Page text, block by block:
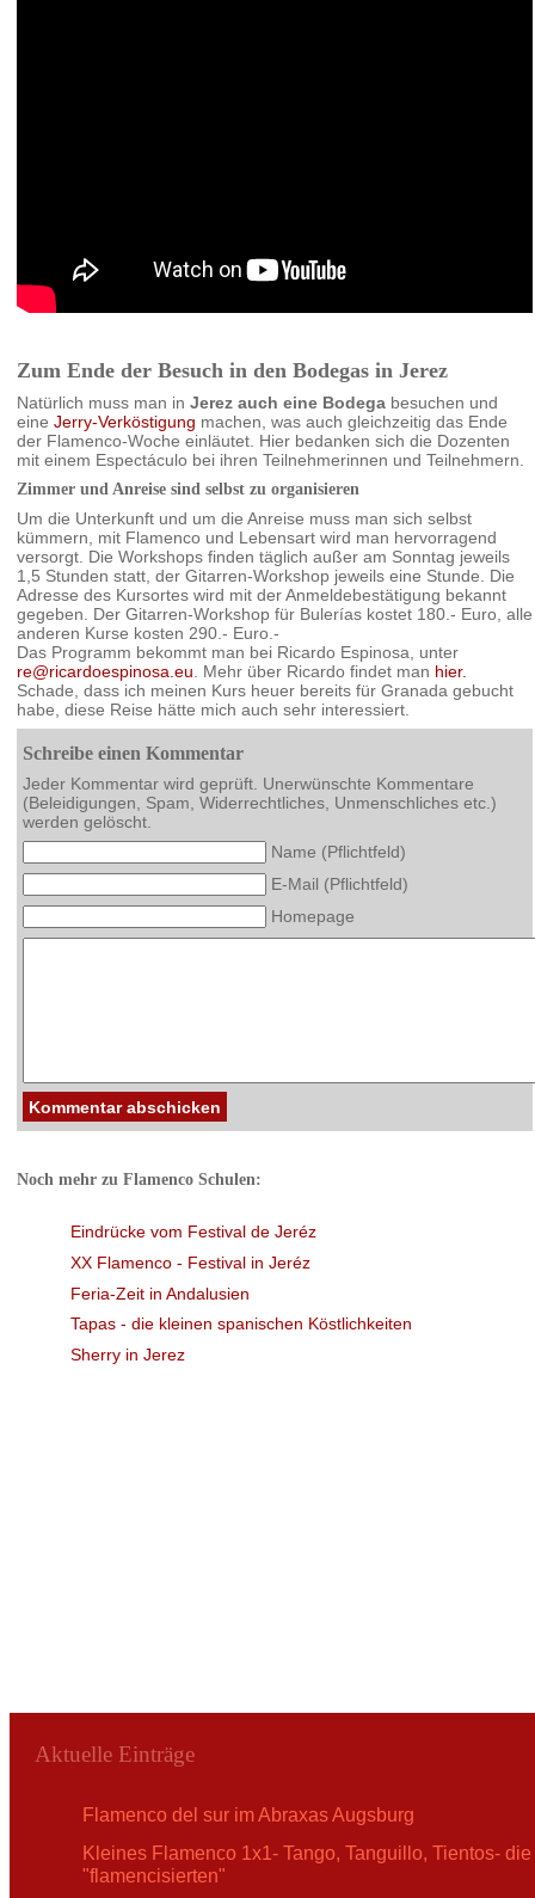
Zum Ende der Besuch in den Bodegas in Jerez
Natürlich muss man inJerez auch eine Bodega besuchen und
eine Jerry-Verköstigung machen, was auch gleichzeitig das Ende
der Flamenco-Woche einläutet. Hier bedanken sich die Dozenten
mit einem Espectáculo bei ihren Teilnehmerinnen und Teilnehmern.
Zimmer und Anreise sind selbst zu organisieren
Um die Unterkunft und um die Anreise muss man sich selbst
kümmern, mit Flamenco und Lebensart wird man hervorragend
versorgt. Die Workshops finden täglich außer am Sonntag jeweils
1,5 Stunden statt, der Gitarren-Workshop jeweils eine Stunde. Die
Adresse des Kursortes wird mit der Anmeldebestätigung bekannt
gegeben. Der Gitarren-Workshop für Bulerías kostet 180.- Euro, alle
anderen Kurse kosten 290.- Euro.-
Das Programm bekommt man bei Ricardo Espinosa, unter
re@ricardoespinosa.eu . Mehr über Ricardo findet man hier.
Schade, dass ich meinen Kurs heuer bereits für Granada gebucht
habe, diese Reise hätte mich auch sehr interessiert.
Schreibe einen Kommentar
Jeder Kommentar wird geprüft. Unerwünschte Kommentare
(Beleidigungen, Spam, Widerrechtliches, Unmenschliches etc.)
werden gelöscht.
Name (Pflichtfeld)
E-Mail (Pflichtfeld)
Homepage
Kommentar abschicken
Noch mehr zu Flamenco Schulen:
Eindrücke vom Festival de Jeréz
XX Flamenco - Festival in Jeréz
Feria-Zeit in Andalusien
Tapas - die kleinen spanischen Köstlichkeiten
Sherry in Jerez
Aktuelle Einträge
Flamenco del sur im Abraxas Augsburg
Kleines Flamenco 1x1- Tango, Tanguillo, Tientos- die
"flamencisierten"